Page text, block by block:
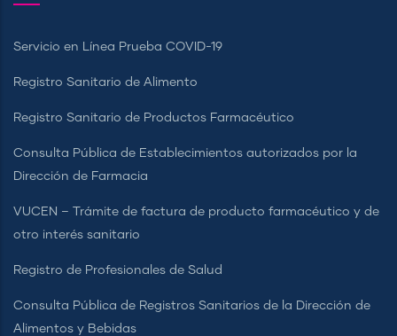
Servicio en Línea Prueba COVID-19
Registro Sanitario de Alimento
Registro Sanitario de Productos Farmacéutico
Consulta Pública de Establecimientos autorizados por la
Dirección de Farmacia
VUCEN – Trámite de factura de producto farmacéutico y de
otro interés sanitario
Registro de Profesionales de Salud
Consulta Pública de Registros Sanitarios de la Dirección de
Alimentos y Bebidas